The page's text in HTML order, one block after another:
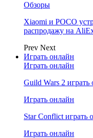
Обзоры
Xiaomi и POCO
распродажу на
Prev Next
Играть онлайн
Играть онлайн
Guild Wars 2 играть
Играть онлайн
Star Conflict играть
Играть онлайн